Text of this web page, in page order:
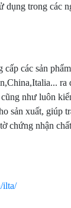
dụng trong các
các sản
như luôn
sản xuất, giúp
chứng nhận
ilta/